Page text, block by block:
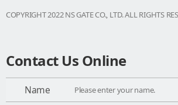
COPYRIGHT 2022 NS GATE CO., LTD. ALL RIGHTS
Contact Us Online
Name